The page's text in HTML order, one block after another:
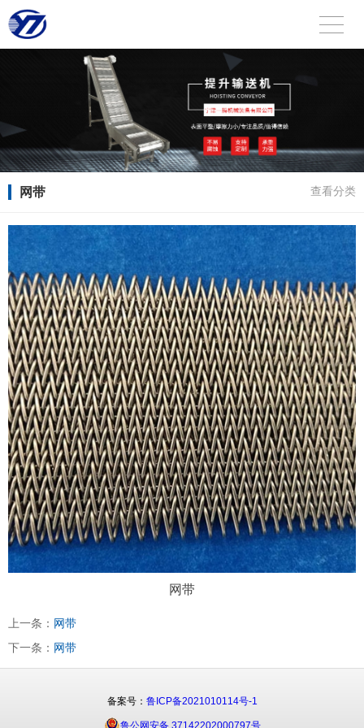
网带 查看分类
网带
上一条： 网带
下一条： 网带
备案号： 鲁ICP备2021010114号-1
鲁公网安备 37142202000797号